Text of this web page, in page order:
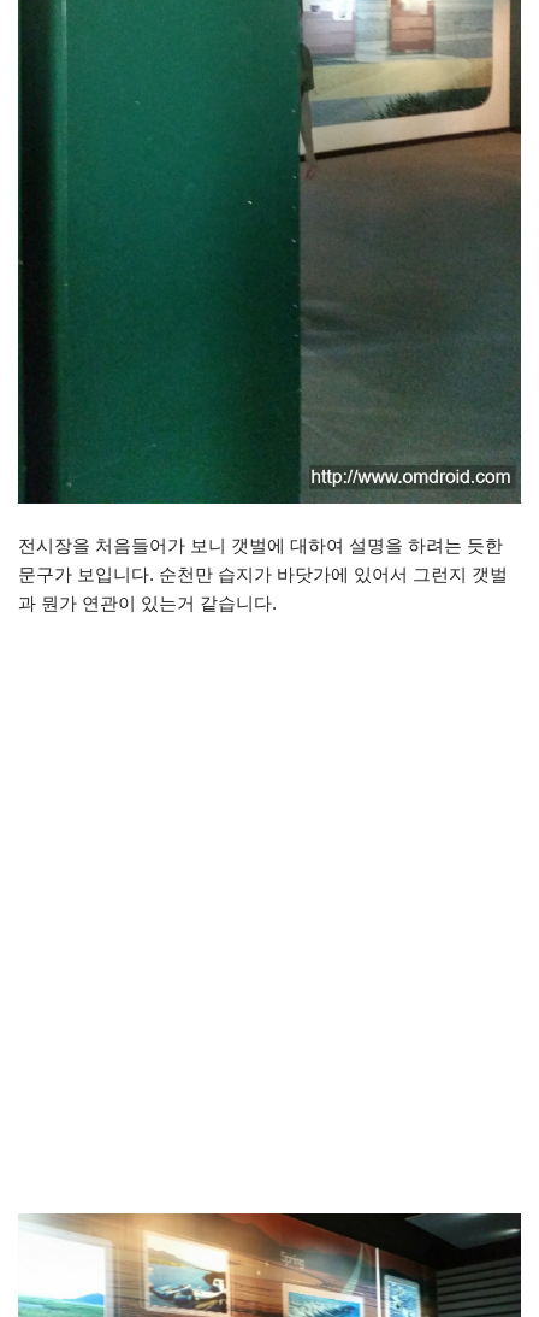
전시장을 처음들어가 보니 갯벌에 대하여 설명을 하려는 듯한
문구가 보입니다. 순천만 습지가 바닷가에 있어서 그런지 갯벌
과 뭔가 연관이 있는거 같습니다.